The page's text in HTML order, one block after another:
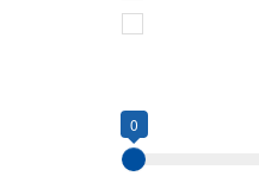
0